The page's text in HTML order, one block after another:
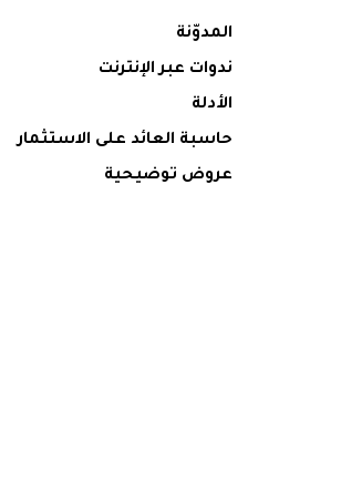
المدوّنة
ندوات عبر الإنترنت
الأدلة
حاسبة العائد على الاستثمار
عروض توضيحية